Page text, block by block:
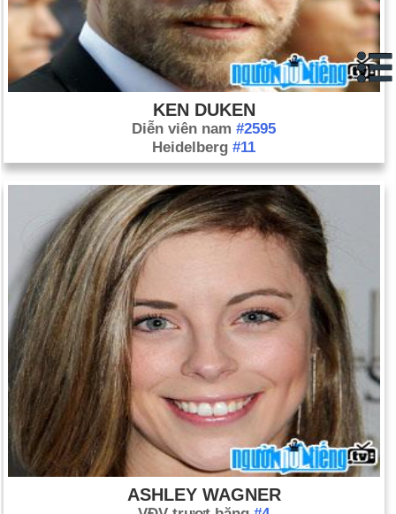
KEN DUKEN
Diễn viên nam #2595
Heidelberg #11
ASHLEY WAGNER